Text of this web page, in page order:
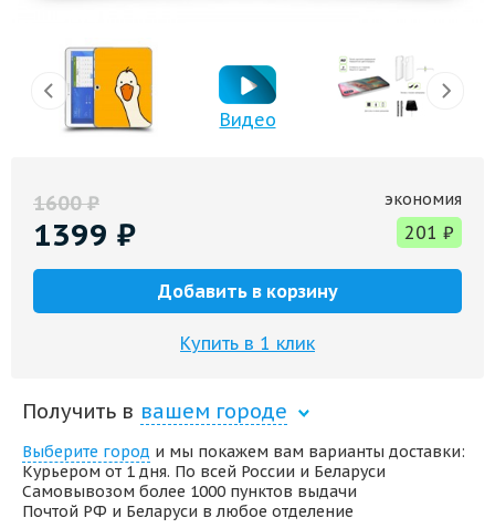
Видео
1600₽
1399 ₽
экономия
201 ₽
Добавить в корзину
Купить в 1 клик
Получить в вашем городе
Выберите город и мы покажем вам варианты доставки:
Курьером от 1 дня. По всей России и Беларуси
Самовывозом более 1000 пунктов выдачи
Почтой РФ и Беларуси в любое отделение